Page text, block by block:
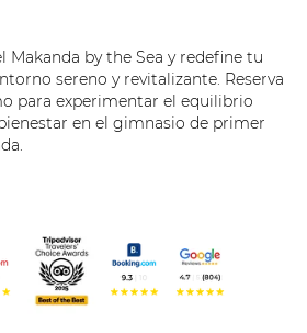
Makanda by the Sea y redefine tu
sereno y revitalizante. Reserva
para experimentar el equilibrio
en el gimnasio de primer